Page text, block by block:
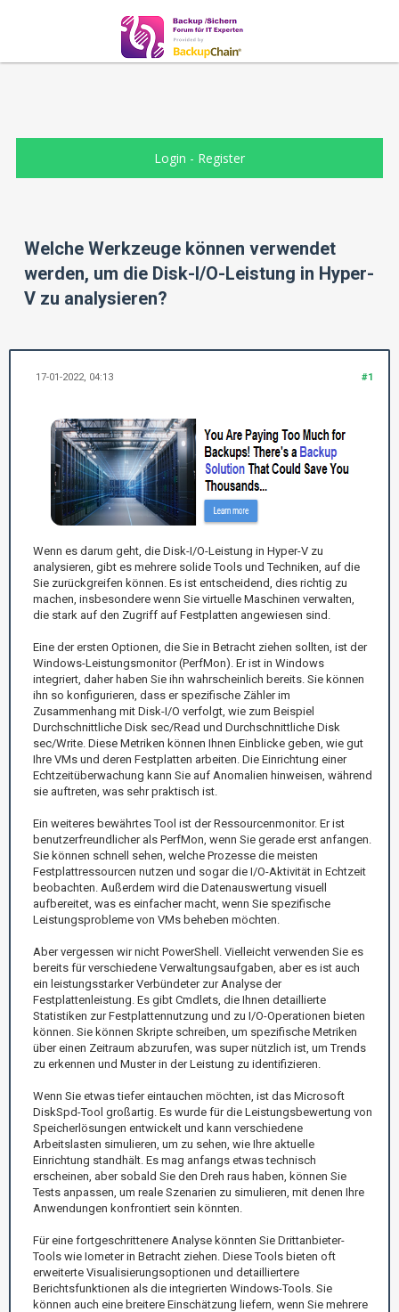
Login - Register
Welche Werkzeuge können verwendet
werden, um die Disk-I/O-Leistung in Hyper-
V zu analysieren?
#1
17-01-2022, 04:13
Wenn es darum geht, die Disk-I/O-Leistung in Hyper-V zu
analysieren, gibt es mehrere solide Tools und Techniken, auf die
Sie zurückgreifen können. Es ist entscheidend, dies richtig zu
machen, insbesondere wenn Sie virtuelle Maschinen verwalten,
die stark auf den Zugriff auf Festplatten angewiesen sind.
Eine der ersten Optionen, die Sie in Betracht ziehen sollten, ist der
Windows-Leistungsmonitor (PerfMon). Er ist in Windows
integriert, daher haben Sie ihn wahrscheinlich bereits. Sie können
ihn so konfigurieren, dass er spezifische Zähler im
Zusammenhang mit Disk-I/O verfolgt, wie zum Beispiel
Durchschnittliche Disk sec/Read und Durchschnittliche Disk
sec/Write. Diese Metriken können Ihnen Einblicke geben, wie gut
Ihre VMs und deren Festplatten arbeiten. Die Einrichtung einer
Echtzeitüberwachung kann Sie auf Anomalien hinweisen, während
sie auftreten, was sehr praktisch ist.
Ein weiteres bewährtes Tool ist der Ressourcenmonitor. Er ist
benutzerfreundlicher als PerfMon, wenn Sie gerade erst anfangen.
Sie können schnell sehen, welche Prozesse die meisten
Festplattressourcen nutzen und sogar die I/O-Aktivität in Echtzeit
beobachten. Außerdem wird die Datenauswertung visuell
aufbereitet, was es einfacher macht, wenn Sie spezifische
Leistungsprobleme von VMs beheben möchten.
Aber vergessen wir nicht PowerShell. Vielleicht verwenden Sie es
bereits für verschiedene Verwaltungsaufgaben, aber es ist auch
ein leistungsstarker Verbündeter zur Analyse der
Festplattenleistung. Es gibt Cmdlets, die Ihnen detaillierte
Statistiken zur Festplattennutzung und zu I/O-Operationen bieten
können. Sie können Skripte schreiben, um spezifische Metriken
über einen Zeitraum abzurufen, was super nützlich ist, um Trends
zu erkennen und Muster in der Leistung zu identifizieren.
Wenn Sie etwas tiefer eintauchen möchten, ist das Microsoft
DiskSpd-Tool großartig. Es wurde für die Leistungsbewertung von
Speicherlösungen entwickelt und kann verschiedene
Arbeitslasten simulieren, um zu sehen, wie Ihre aktuelle
Einrichtung standhält. Es mag anfangs etwas technisch
erscheinen, aber sobald Sie den Dreh raus haben, können Sie
Tests anpassen, um reale Szenarien zu simulieren, mit denen Ihre
Anwendungen konfrontiert sein könnten.
Für eine fortgeschrittenere Analyse könnten Sie Drittanbieter-
Tools wie Iometer in Betracht ziehen. Diese Tools bieten oft
erweiterte Visualisierungsoptionen und detailliertere
Berichtsfunktionen als die integrierten Windows-Tools. Sie
können auch eine breitere Einschätzung liefern, wenn Sie mehrere